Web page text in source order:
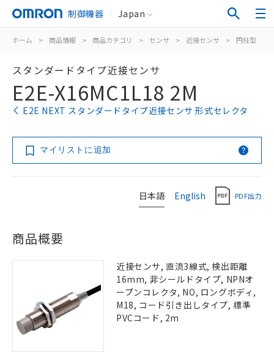
制御機器 Japan
ホーム > 商品情報 > 商品カテゴリ > センサ > 近接センサ > 円柱型
スタンダードタイプ近接センサ
E2E-X16MC1L18 2M
E2E NEXT スタンダードタイプ近接センサ 形式セレクタ
マイリストに追加
日本語 English PDF出力
商品概要
近接センサ, 直流3線式, 検出距離
16mm, 非シールドタイプ, NPNオ
ープンコレクタ, NO, ロングボディ,
M18, コード引き出しタイプ, 標準
PVCコード, 2m